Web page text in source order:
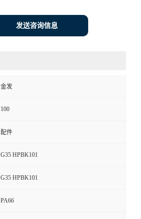
发送咨询信息
金发
100
配件
G35 HPBK101
G35 HPBK101
PA66